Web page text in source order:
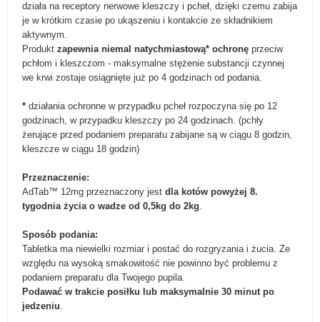
działa na receptory nerwowe kleszczy i pcheł, dzięki czemu zabija
je w krótkim czasie po ukąszeniu i kontakcie ze składnikiem
aktywnym.
Produkt zapewnia niemal natychmiastową* ochronę przeciw
pchłom i kleszczom - maksymalne stężenie substancji czynnej
we krwi zostaje osiągnięte już po 4 godzinach od podania.
* działania ochronne w przypadku pcheł rozpoczyna się po 12
godzinach, w przypadku kleszczy po 24 godzinach. (pchły
żerujące przed podaniem preparatu zabijane są w ciągu 8 godzin,
kleszcze w ciągu 18 godzin)
Przeznaczenie:
AdTab™ 12mg przeznaczony jest dla kotów powyżej 8.
tygodnia życia o wadze od 0,5kg do 2kg.
Sposób podania:
Tabletka ma niewielki rozmiar i postać do rozgryzania i żucia. Ze
względu na wysoką smakowitość nie powinno być problemu z
podaniem preparatu dla Twojego pupila.
Podawać w trakcie posiłku lub maksymalnie 30 minut po
jedzeniu.